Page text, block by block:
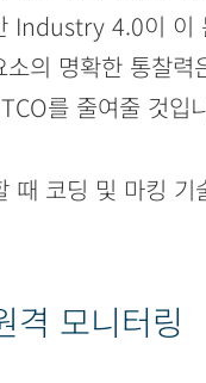
Industry 4.0이 이
의 명확한 통찰
를 줄여줄 것입
코딩 및 마킹 기
격 모니터링